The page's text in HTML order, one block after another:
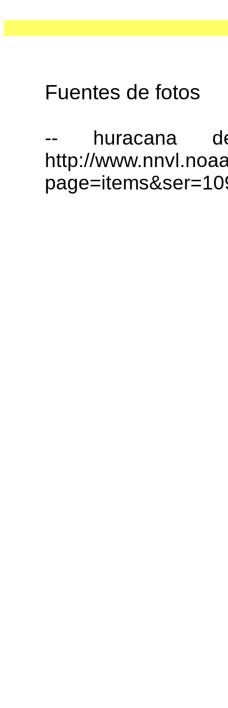
Fuentes de fotos
-- huracana
http://